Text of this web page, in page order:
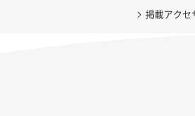
掲載アクセ